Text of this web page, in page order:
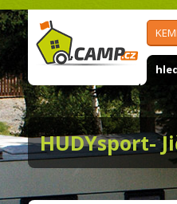
HUDYsport-